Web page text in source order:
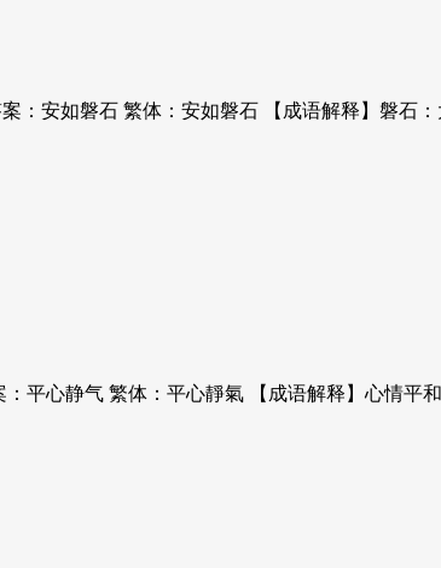
：安如磐石 繁体：安如磐石 【成语解释】磐石
平心静气 繁体：平心靜氣 【成语解释】心情平